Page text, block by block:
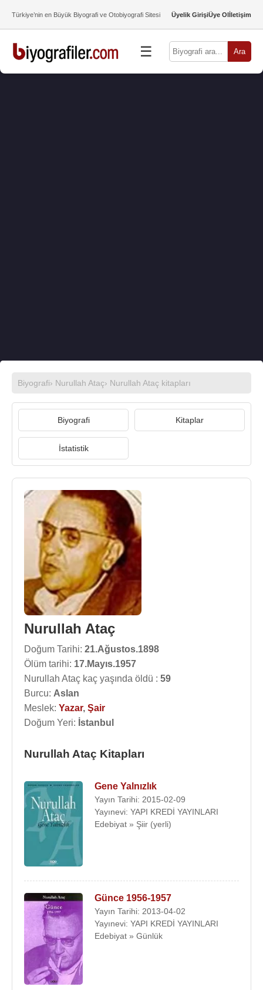
Türkiye’nin en Büyük Biyografi ve Otobiyografi Sitesi Üyelik GirişiÜye Olİletişim
☰ Ara
Biyografi› Nurullah Ataç› Nurullah Ataç kitapları
Biyografi Kitaplar
İstatistik
Nurullah Ataç
Doğum Tarihi: 21.Ağustos.1898
Ölüm tarihi: 17.Mayıs.1957
Nurullah Ataç kaç yaşında öldü : 59
Burcu: Aslan
Meslek: Yazar, Şair
Doğum Yeri: İstanbul
Nurullah Ataç Kitapları
Gene Yalnızlık
Yayın Tarihi: 2015-02-09
Yayınevi: YAPI KREDİ YAYINLARI
Edebiyat » Şiir (yerli)
Günce 1956-1957
Yayın Tarihi: 2013-04-02
Yayınevi: YAPI KREDİ YAYINLARI
Edebiyat » Günlük